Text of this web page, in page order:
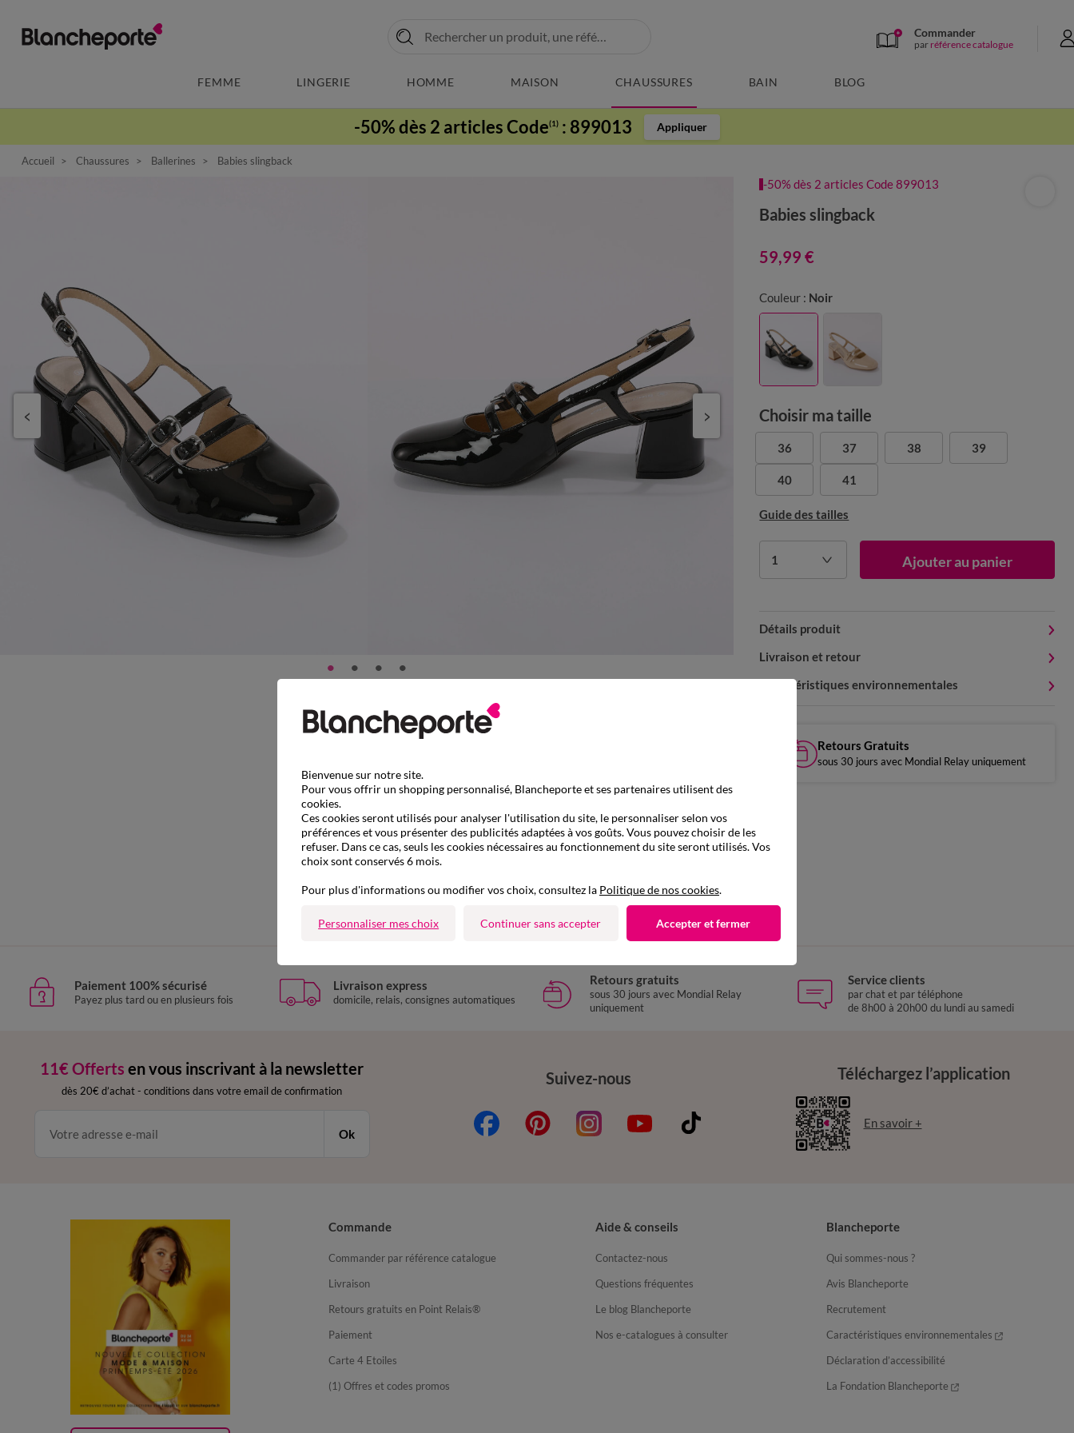
Commander
par référence catalogue
FEMME LINGERIE HOMME MAISON CHAUSSURES BAIN BLOG
-50% dès 2 articles Code(1) : 899013 Appliquer
Accueil Chaussures Ballerines Babies slingback
-50% dès 2 articles Code 899013
Babies slingback
59,99 €
Couleur : Noir
Choisir ma taille
36 37 38 39
40 41
Guide des tailles
1 Ajouter au panier
Détails produit
Livraison et retour
Caractéristiques environnementales
Retours Gratuits
sous 30 jours avec Mondial Relay uniquement
Ballerines
Paiement 100% sécurisé
Payez plus tard ou en plusieurs fois
Livraison express
domicile, relais, consignes automatiques
Retours gratuits
sous 30 jours avec Mondial Relay
uniquement
Service clients
par chat et par téléphone
de 8h00 à 20h00 du lundi au samedi
11€ Offerts en vous inscrivant à la newsletter
dès 20€ d’achat - conditions dans votre email de confirmation
Ok
Suivez-nous Téléchargez l’application
En savoir +
Commande
Commander par référence catalogue
Livraison
Retours gratuits en Point Relais®
Paiement
Carte 4 Etoiles
(1) Offres et codes promos
Aide & conseils
Contactez-nous
Questions fréquentes
Le blog Blancheporte
Nos e-catalogues à consulter
Blancheporte
Qui sommes-nous ?
Avis Blancheporte
Recrutement
Caractéristiques environnementales
Déclaration d’accessibilité
La Fondation Blancheporte
Bienvenue sur notre site.
Pour vous offrir un shopping personnalisé, Blancheporte et ses partenaires utilisent des
cookies.
Ces cookies seront utilisés pour analyser l'utilisation du site, le personnaliser selon vos
préférences et vous présenter des publicités adaptées à vos goûts. Vous pouvez choisir de les
refuser. Dans ce cas, seuls les cookies nécessaires au fonctionnement du site seront utilisés. Vos
choix sont conservés 6 mois.
Pour plus d'informations ou modifier vos choix, consultez la Politique de nos cookies.
Personnaliser mes choix Continuer sans accepter Accepter et fermer